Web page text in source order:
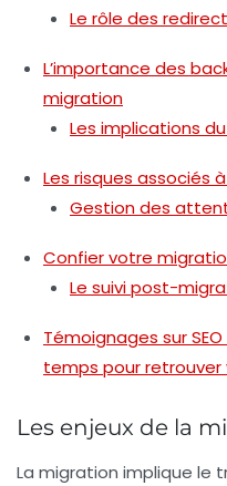
Le rôle des
L’importance des
migration
Les implications
Les risques associés
Gestion des
Confier votre
Le suivi post-
Témoignages sur
temps pour
Les enjeux de la
La migration implique le